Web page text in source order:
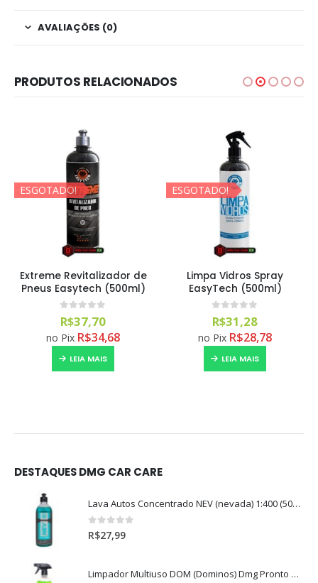
AVALIAÇÕES (0)
PRODUTOS RELACIONADOS
ESGOTADO!
Extreme Revitalizador de
Pneus Easytech (500ml)
0 out of 5
R$37,70
no Pix R$34,68
LEIA MAIS
ESGOTADO!
Limpa Vidros Spray
EasyTech (500ml)
0 out of 5
R$31,28
no Pix R$28,78
LEIA MAIS
DESTAQUES DMG CAR CARE
Lava Autos Concentrado NEV (nevada) 1:400 (500ml)
0out of 5
R$27,99
Limpador Multiuso DOM (Dominos) Dmg Pronto P/Uso (500ml)